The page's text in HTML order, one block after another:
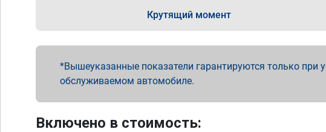
Крутящий момент
Вышеуказанные показатели гарантируются только при
обслуживаемом автомобиле.
Включено в стоимость: